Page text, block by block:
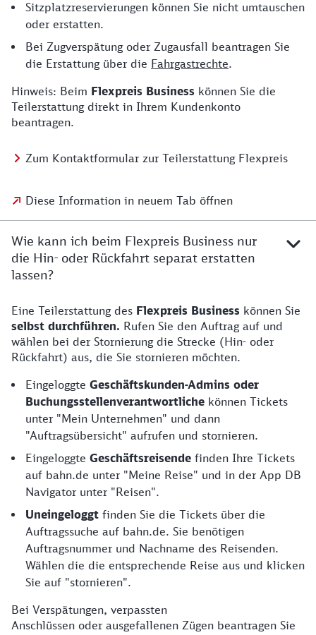
Sitzplatzreservierungen können Sie nicht umtauschen
oder erstatten.
Bei Zugverspätung oder Zugausfall beantragen Sie
die Erstattung über die Fahrgastrechte.
Hinweis: Beim Flexpreis Business können Sie die
Teilerstattung direkt in Ihrem Kundenkonto
beantragen.
Zum Kontaktformular zur Teilerstattung Flexpreis
Diese Information in neuem Tab öffnen
Wie kann ich beim Flexpreis Business nur
die Hin- oder Rückfahrt separat erstatten
lassen?
Eine Teilerstattung des Flexpreis Business können Sie
selbst durchführen. Rufen Sie den Auftrag auf und
wählen bei der Stornierung die Strecke (Hin- oder
Rückfahrt) aus, die Sie stornieren möchten.
Eingeloggte Geschäftskunden-Admins oder
Buchungsstellenverantwortliche können Tickets
unter "Mein Unternehmen" und dann
"Auftragsübersicht" ​aufrufen und stornieren.
Eingeloggte Geschäftsreisende finden Ihre Tickets
auf bahn.de unter "Meine Reise" und in der App DB
Navigator unter "Reisen".
Uneingeloggt finden Sie die Tickets über die
Auftragssuche auf bahn.de. Sie benötigen
Auftragsnummer und Nachname des Reisenden.
Wählen die die entsprechende Reise aus und klicken
Sie auf "stornieren".
Bei Verspätungen, verpassten
Anschlüssen oder ausgefallenen Zügen beantragen Sie